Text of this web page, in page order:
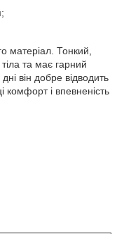
матеріал. Тонкий,
та має гарний
він добре відводить
комфорт і впевненість